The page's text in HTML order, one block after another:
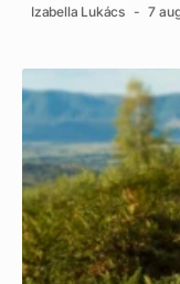
Izabella Lukács 7